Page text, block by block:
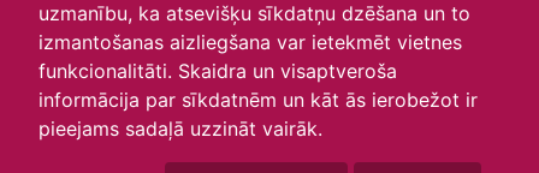
uzmanību, ka atsevišķu sīkdatņu dzēšana un to
izmantošanas aizliegšana var ietekmēt vietnes
funkcionalitāti. Skaidra un visaptveroša
informācija par sīkdatnēm un kāt ās ierobežot ir
pieejams sadaļā uzzināt vairāk.
P O T C